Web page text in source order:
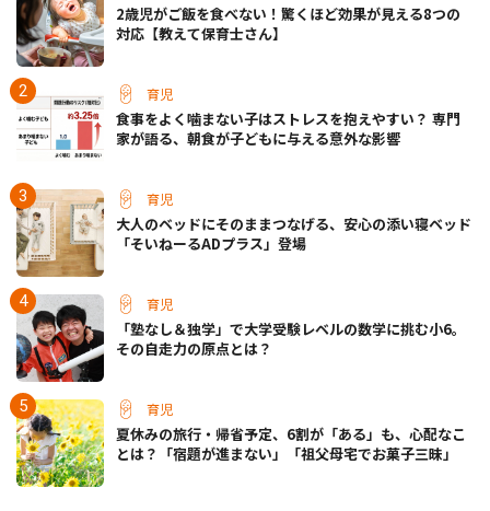
2歳児がご飯を食べない！驚くほど効果が見える8つの
対応【教えて保育士さん】
育児
食事をよく噛まない子はストレスを抱えやすい？ 専門
家が語る、朝食が子どもに与える意外な影響
育児
大人のベッドにそのままつなげる、安心の添い寝ベッド
「そいねーるADプラス」登場
育児
「塾なし＆独学」で大学受験レベルの数学に挑む小6。
その自走力の原点とは？
育児
夏休みの旅行・帰省予定、6割が「ある」も、心配なこ
とは？「宿題が進まない」「祖父母宅でお菓子三昧」